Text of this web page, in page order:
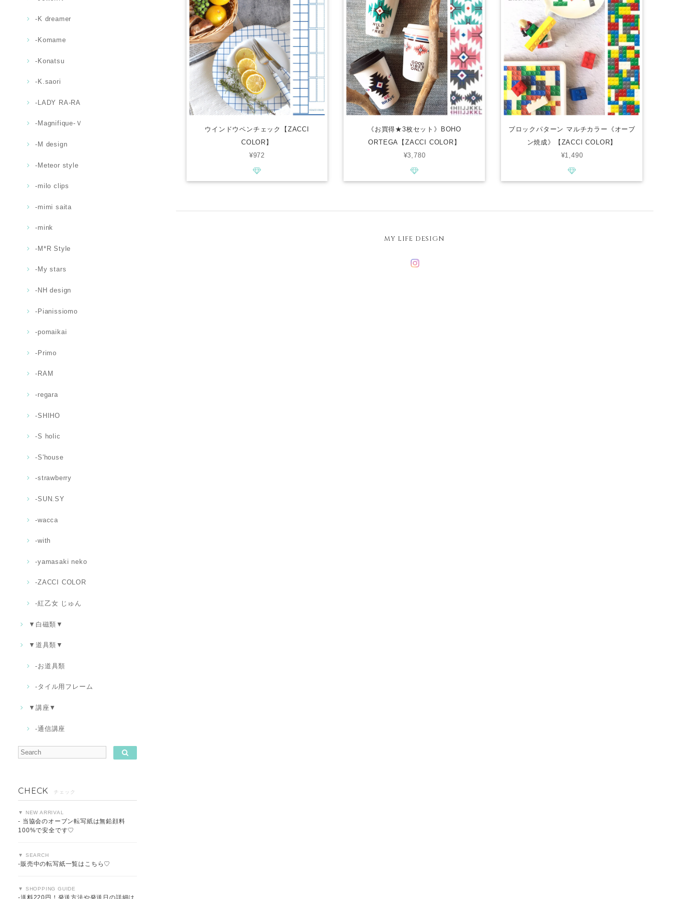
-K dreamer
-Komame
-Konatsu
-K.saori
-LADY RA-RA
-Magnifique-Ｖ
-M design
-Meteor style
-milo clips
-mimi saita
-mink
-M*R Style
-My stars
-NH design
-Pianissiomo
-pomaikai
-Primo
-RAM
-regara
-SHIHO
-S holic
-S'house
-strawberry
-SUN.SY
-wacca
-with
-yamasaki neko
-ZACCI COLOR
-紅乙女 じゅん
▼白磁類▼
▼道具類▼
‐お道具類
-タイル用フレーム
▼講座▼
-通信講座
CHECK チェック
▼ NEW ARRIVAL
- 当協会のオーブン転写紙は無鉛顔料
100%で安全です♡
▼ SEARCH
-販売中の転写紙一覧はこちら♡
▼ SHOPPING GUIDE
-送料220円！発送方法や発送日の詳細は
ウインドウペンチェック【ZACCI
COLOR】
¥972
《お買得★3枚セット》BOHO
ORTEGA【ZACCI COLOR】
¥3,780
ブロックパターン マルチカラー《オーブ
ン焼成》【ZACCI COLOR】
¥1,490
MY LIFE DESIGN